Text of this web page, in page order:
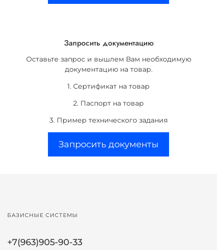
Запросить документацию
Оставьте запрос и вышлем Вам необходимую
документацию на товар.
1. Сертификат на товар
2. Паспорт на товар
3. Пример технического задания
Запросить документы
БАЗИСНЫЕ СИСТЕМЫ
+7(963)905-90-33